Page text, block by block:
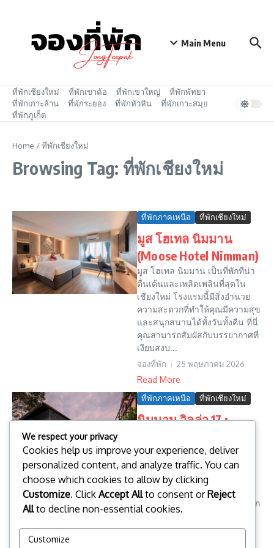
Main Menu
ที่พักเชียงใหม่ ที่พักเขาค้อ ที่พักเขาใหญ่
ที่พักพัทยา
ที่พักเกาะล้าน
ที่พักระยอง ที่พักหัวหิน
ที่พักเกาะสมุย
ที่พักภูเก็ต
Home /ที่พักเชียงใหม่
Browsing Tag: ที่พักเชียงใหม่
ที่พักภาคเหนือ ที่พักเชียงใหม่
มูส โฮเทล นิมมาน
(Moose Hotel Nimman)
มูส โฮเทล นิมมาน เป็นที่พักที่น่า
ตื่นเต้นและเพลิดเพลินที่สุดใน
เชียงใหม่ โรงแรมนี้มีสิ่งอำนวย
ความสะดวกที่ทำให้คุณมีความสุข
และสนุกสนานได้ทั้งวันทั้งคืน ที่นี่
คุณสามารถสัมผัสกับบรรยากาศที่
เงียบสงบ...
จองที่พัก 25 พฤษภาคม 2026
Read More
ที่พักภาคเหนือ ที่พักเชียงใหม่
นิมมาน วิลล่า 17 :
Nimman Villa 17 ที่พักดีไซน์ทัน
สมัยบรรยากาศส่วนตัว ตั้งอยู่ใน
ทำเลที่ดีมากบนถนนนิมมานเหมิ
นทร์ ซอย 17 อำเภอเมือง จังหวัด
เชียงใหม่ การเดินทางแสนสะดวก
ใกล้ตลาด ร้านอาหาร...
จองที่พัก 22 พฤษภาคม 2026
We respect your privacy
Cookies help us improve your experience, deliver
personalized content, and analyze traffic. You can
choose which cookies to allow by clicking
Customize. Click Accept Allto consent orReject
Allto decline non-essential cookies.
Customize